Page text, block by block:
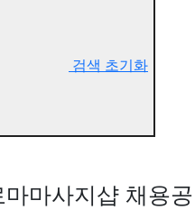
검색 초기화
마사지샵 채용공